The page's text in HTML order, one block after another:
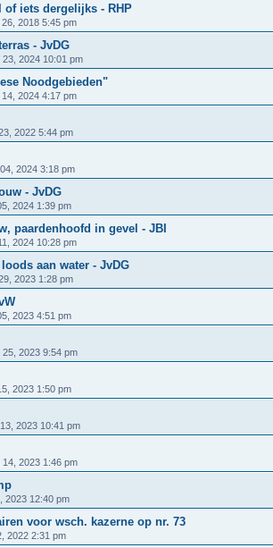
iets dergelijks - RHP
2018 5:45 pm
- JvDG
23, 2024 10:01 pm
Noodgebieden"
2024 4:17 pm
2022 5:44 pm
2024 3:18 pm
- JvDG
2024 1:39 pm
paardenhoofd in gevel - JBI
2024 10:28 pm
aan water - JvDG
2023 1:28 pm
2023 4:51 pm
25, 2023 9:54 pm
2023 1:50 pm
2023 10:41 pm
14, 2023 1:46 pm
2023 12:40 pm
voor wsch. kazerne op nr. 73
2022 2:31 pm